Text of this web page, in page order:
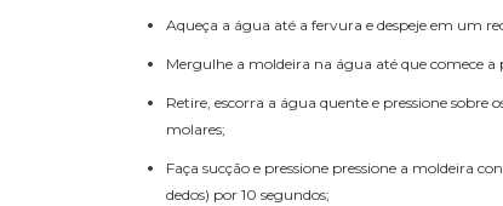
Aqueça a água até a fervura e despeje em um
Mergulhe a moldeira na água até que comece a
Retire, escorra a água quente e pressione
molares;
Faça sucção e pressione pressione a moldeira
dedos) por 10 segundos;